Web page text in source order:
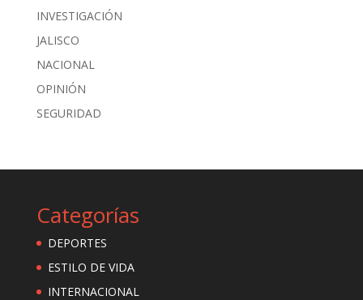
INVESTIGACIÓN
JALISCO
NACIONAL
OPINIÓN
SEGURIDAD
Categorías
DEPORTES
ESTILO DE VIDA
INTERNACIONAL